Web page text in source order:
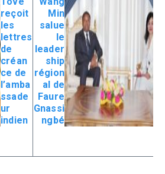
reçoit
les
lettres
de
créan
ce de
l’amba
ssade
ur
indien
Min
salue
le
leader
ship
région
al de
Faure
Gnassi
ngbé